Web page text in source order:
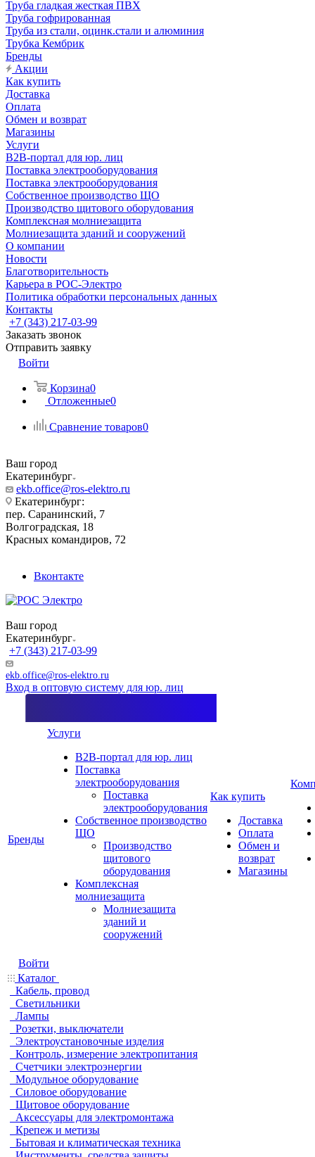
Труба гладкая жесткая ПВХ
Труба гофрированная
Труба из стали, оцинк.стали и алюминия
Трубка Кембрик
Бренды
Акции
Как купить
Доставка
Оплата
Обмен и возврат
Магазины
Услуги
B2B-портал для юр. лиц
Поставка электрооборудования
Поставка электрооборудования
Собственное производство ЩО
Производство щитового оборудования
Комплексная молниезащита
Молниезащита зданий и сооружений
О компании
Новости
Благотворительность
Карьера в РОС-Электро
Политика обработки персональных данных
Контакты
+7 (343) 217-03-99
Заказать звонок
Отправить заявку
Войти
Корзина0
Отложенные0
Сравнение товаров0
Ваш город
Екатеринбург
ekb.office@ros-elektro.ru
Екатеринбург:
пер. Саранинский, 7
Волгоградская, 18
Красных командиров, 72
Вконтакте
Ваш город
Екатеринбург
+7 (343) 217-03-99
ekb.office@ros-elektro.ru
Вход в оптовую систему для юр. лиц
Бренды
Услуги
B2B-портал для юр. лиц
Поставка
электрооборудования
Поставка
электрооборудования
Собственное производство
ЩО
Производство
щитового
оборудования
Комплексная
молниезащита
Молниезащита
зданий и
сооружений
Как купить
Доставка
Оплата
Обмен и
возврат
Магазины
Войти
Каталог
Кабель, провод
Светильники
Лампы
Розетки, выключатели
Электроустановочные изделия
Контроль, измерение электропитания
Счетчики электроэнергии
Модульное оборудование
Силовое оборудование
Щитовое оборудование
Аксессуары для электромонтажа
Крепеж и метизы
Бытовая и климатическая техника